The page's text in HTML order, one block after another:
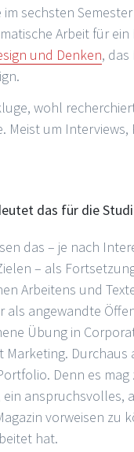
im sechsten
Arbeit für ein
und Denken, das
wohl
Meist um
das für die
das – je nach
– als
Arbeitens und
als angewandte
Übung in
Marketing. Durchaus
Denn es
ein anspruchsvolles,
vorweisen zu
hat.